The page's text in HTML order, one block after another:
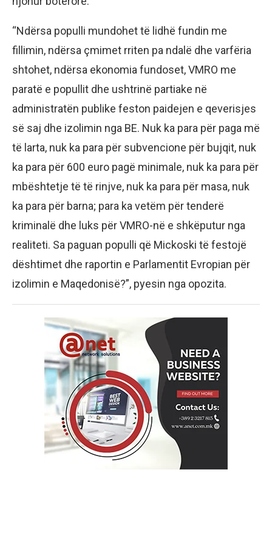
“Ndërsa populli mundohet të lidhë fundin me
fillimin, ndërsa çmimet rriten pa ndalë dhe varfëria
shtohet, ndërsa ekonomia fundoset, VMRO me
paratë e popullit dhe ushtrinë partiake në
administratën publike feston paidejen e qeverisjes
së saj dhe izolimin nga BE. Nuk ka para për paga më
të larta, nuk ka para për subvencione për bujqit, nuk
ka para për 600 euro pagë minimale, nuk ka para për
mbështetje të të rinjve, nuk ka para për masa, nuk
ka para për barna; para ka vetëm për tenderë
kriminalë dhe luks për VMRO-në e shkëputur nga
realiteti. Sa paguan populli që Mickoski të festojë
dështimet dhe raportin e Parlamentit Evropian për
izolimin e Maqedonisë?”, pyesin nga opozita.